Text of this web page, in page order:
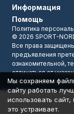
Информация
Помощь
Политика
© 2026 SPORT-
Все права
предъявления
ознакомительной,
отличаться от
материалов с сайта
источник.
Разработано в
Мы сохраняем
сайту работать
использовать
это устраивает.